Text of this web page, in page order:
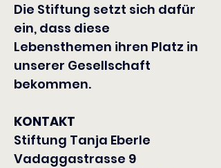
Die Stiftung setzt sich dafür
ein, dass diese
Lebensthemen ihren Platz in
unserer Gesellschaft
bekommen.
KONTAKT
Stiftung Tanja Eberle
Vadaggastrasse 9